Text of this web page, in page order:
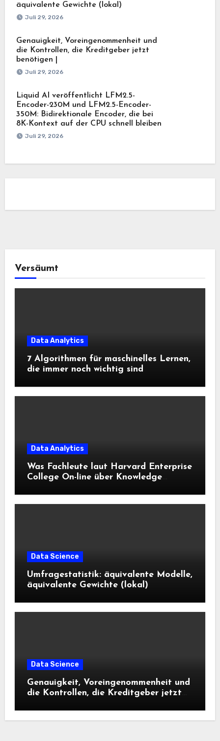
äquivalente Gewichte (lokal)
Juli 29, 2026
Genauigkeit, Voreingenommenheit und
die Kontrollen, die Kreditgeber jetzt
benötigen |
Juli 29, 2026
Liquid AI veröffentlicht LFM2.5-
Encoder-230M und LFM2.5-Encoder-
350M: Bidirektionale Encoder, die bei
8K-Kontext auf der CPU schnell bleiben
Juli 29, 2026
Versäumt
Data Analytics
7 Algorithmen für maschinelles Lernen,
die immer noch wichtig sind
Data Analytics
Was Fachleute laut Harvard Enterprise
College On-line über Knowledge
Data Science
Umfragestatistik: äquivalente Modelle,
äquivalente Gewichte (lokal)
Data Science
Genauigkeit, Voreingenommenheit und
die Kontrollen, die Kreditgeber jetzt